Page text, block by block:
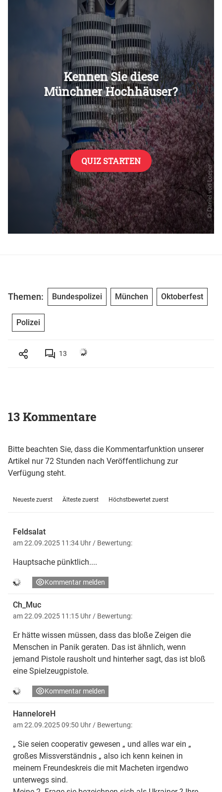
Überspringen
Themen: Bundespolizei München Oktoberfest
Polizei
13
13 Kommentare
Bitte beachten Sie, dass die Kommentarfunktion unserer
Artikel nur 72 Stunden nach Veröffentlichung zur
Verfügung steht.
Neueste zuerst Älteste zuerst Höchstbewertet zuerst
Feldsalat
am 22.09.2025 11:34 Uhr / Bewertung:
Hauptsache pünktlich....
Kommentar melden
Ch_Muc
am 22.09.2025 11:15 Uhr / Bewertung:
Er hätte wissen müssen, dass das bloße Zeigen die
Menschen in Panik geraten. Das ist ähnlich, wenn
jemand Pistole rausholt und hinterher sagt, das ist bloß
eine Spielzeugpistole.
Kommentar melden
HanneloreH
am 22.09.2025 09:50 Uhr / Bewertung:
„ Sie seien cooperativ gewesen „ und alles war ein „
großes Missverständnis „ also ich kenn keinen in
meinem Freundeskreis die mit Macheten irgendwo
unterwegs sind.